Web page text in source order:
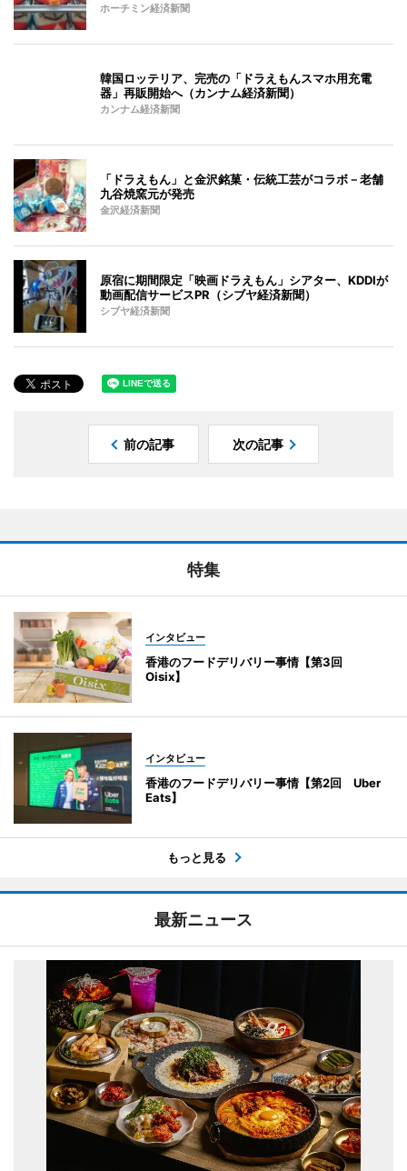
ホーチミン経済新聞
韓国ロッテリア、完売の「ドラえもんスマホ用充電
器」再販開始へ（カンナム経済新聞）
カンナム経済新聞
「ドラえもん」と金沢銘菓・伝統工芸がコラボ－老舗
九谷焼窯元が発売
金沢経済新聞
原宿に期間限定「映画ドラえもん」シアター、KDDIが
動画配信サービスPR（シブヤ経済新聞）
シブヤ経済新聞
前の記事 次の記事
特集
インタビュー
香港のフードデリバリー事情【第3回
Oisix】
インタビュー
香港のフードデリバリー事情【第2回 Uber
Eats】
もっと見る
最新ニュース